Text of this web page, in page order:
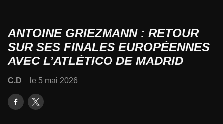
ANTOINE GRIEZMANN : RETOUR
SUR SES FINALES EUROPÉENNES
AVEC L’ATLÉTICO DE MADRID
C.D le 5 mai 2026